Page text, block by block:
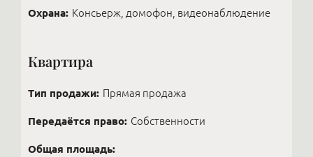
Охрана: Консьерж, домофон, видеонаблюдение
Квартира
Тип продажи: Прямая продажа
Передаётся право: Собственности
Общая площадь: